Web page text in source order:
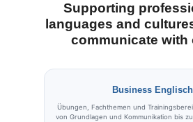
Supporting
languages and
communicate with
Business
Übungen, Fachthemen und
von Grundlagen und Kommunikation bis